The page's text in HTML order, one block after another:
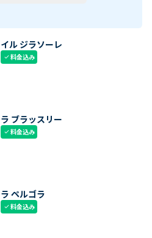
イル ジラソーレ
check料金込み
ラ ブラッスリー
check料金込み
ラ ペルゴラ
check料金込み